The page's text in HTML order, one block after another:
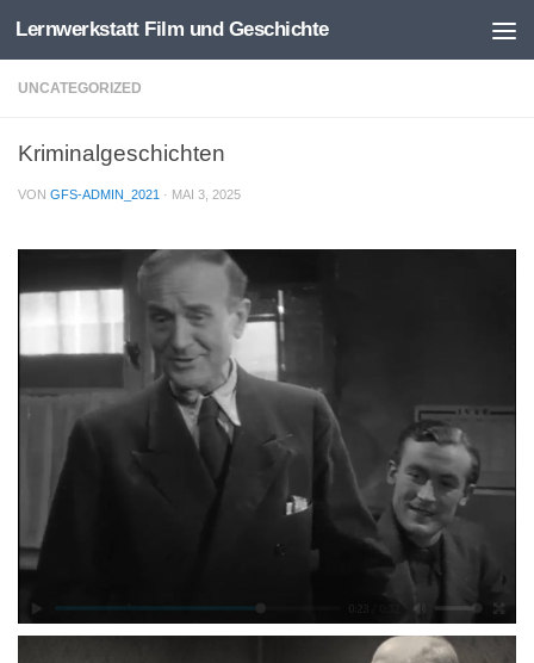
Zum Inhalt springen
Lernwerkstatt Film und Geschichte
UNCATEGORIZED
Kriminalgeschichten
VON GFS-ADMIN_2021 · MAI 3, 2025